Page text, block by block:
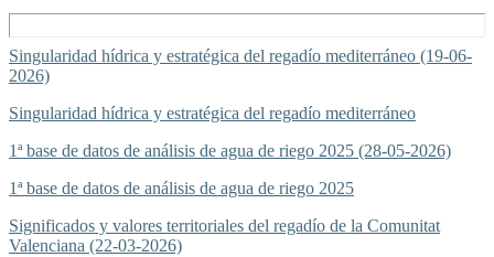
Singularidad hídrica y estratégica del regadío mediterráneo (19-06-
2026)
Singularidad hídrica y estratégica del regadío mediterráneo
1ª base de datos de análisis de agua de riego 2025 (28-05-2026)
1ª base de datos de análisis de agua de riego 2025
Significados y valores territoriales del regadío de la Comunitat
Valenciana (22-03-2026)